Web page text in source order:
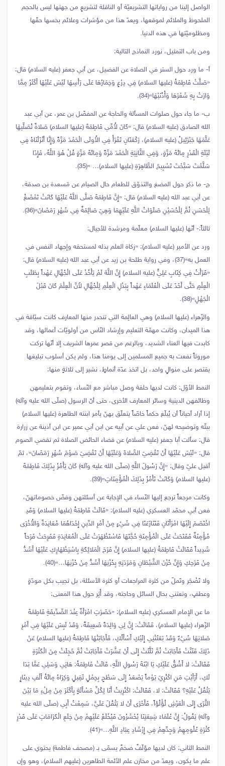
الواصل إلينا من رواياتها التشريعيّة أو الناقلة لتشريعٍ من جهتها ليس بالحجم
الملحوظ والملائم لموقعها، ويعدّ هذا من مؤشرات وعلائم بخسها حقّها
ومظلوميّتها في هذه الدنيا.
ومن باب التمثيل، نورد النماذج التالية:
أ- ما ورد حول الستر في الصلاة عن الفضيل، عن أبي جعفر (عليه السلام) قال:
«صَلَّتْ فَاطِمَةُ (عليها السلام) فِي دِرْعٍ وَخِمَارُهَا عَلَى رَأْسِهَا لَيْسَ عَلَيْهَا أَكْثَرُ مِمَّا
وَارَتْ بِهِ شَعْرَهَا وَأُذُنَيْهَا»(34).
ب- ما جاء حول صلوات المسألة والحاجة عن المفضّل بن عمر، عن أبي عبد
الله الصادق (عليه السلام) قال: «كَانَ لأُمِّي فَاطِمَةَ (عليها السلام) صَلاةٌ تُصَلِّيهَا
عَلَّمَهَا جَبْرَئِيلُ (عليه السلام)، رَكْعَتَانِ تَقْرَأُ فِي الأُولَى الْحَمْدَ مَرَّةً وَإِنَّا أَنْزَلْنَاهُ فِي
لَيْلَةِ الْقَدْرِ مِائَةَ مَرَّةٍ، وَفِي الثَّانِيَةِ الْحَمْدَ مَرَّةً وَمِائَةَ مَرَّةٍ قُلْ هُوَ اللَّهُ، فَإِذَا
سَلَّمْتَ سَبَّحْتَ تَسْبِيحَ الطَّاهِرَةِ (عليها السلام)… »(35).
ج- ما ذكر حول المضغ والتذوّق للطعام حال الصيام عن مَسعدة بن صدقة،
عن أبي عبد الله (عليه السلام) قال: «إِنَّ فَاطِمَةَ صَلَّى اللَّهُ عَلَيْهَا كَانَتْ تَمْضَغُ
لِلْحَسَنِ ثُمَّ لِلْحُسَيْنِ صَلَوَاتُ اللَّهِ عَلَيْهِمَا وَهِيَ صَائِمَةٌ فِي شَهْرِ رَمَضَانَ»(36).
ثالثاً:- أنّها (عليها السلام) معلّمة ومرشدة للأجيال:
ورد عن الأمير (عليه السلام): «زكاة العلم بذله لمستحقه وإجهاد النفس في
العمل به‏»(37)، وفي رواية طلحة بن زيد عن أبي عبد الله (عليه السلام) قال:
«قَرَأْتُ فِي كِتَابِ عَلِيٍّ (عليه السلام) إِنَّ اللَّهَ لَمْ يَأْخُذْ عَلَى الْجُهَّالِ عَهْداً بِطَلَبِ
الْعِلْمِ حَتَّى أَخَذَ عَلَى الْعُلَمَاءِ عَهْداً بِبَذْلِ الْعِلْمِ لِلْجُهَّالِ لأَنَّ الْعِلْمَ كَانَ قَبْلَ
الْجَهْلِ»(38).
والزّهراء (عليها السلام) وهي العالِمة التي تنحدر منها المعارف كانت سبّاقة في
هذا الميدان، وكانت مهمّة التعليم وإرشاد النّاس من أولويّات أعمالها، وقد
كابدت فيها العناء الشديد، وبالرغم من قصر عمرها الشريف إلا أنّها تركت
موروثاً نفعت به جميع المسلمين إلى يومنا هذا، ولم يكن أسلوب تبليغها
يقتصر على منوالٍ واحد، بل اتخذ عدّة أنماطٍ، نشير إلى ثلاثةٍ منها:
النمط الأوّل: كانت لديها حلقة وصل مباشر مع النّساء، وتقوم بتعليمهن
وظائفهن الدينية وسائر المعارف الأخرى، حتى أنّ الرسول (صلّى الله عليه وآله)
إذا أراد أحياناً أن يُبلّغ حكماً خاصّاً يتعلّق بهنّ يأمر ابنته الطاهرة (عليها السلام)
ببثّه وتوضيحه لهنّ، فعن علي عن أبيه عن ابن أبي عمير عن ابن أذينة عن زرارة
قال: سألت أبا جعفر (عليه السلام) عن قضاء الحائض الصلاة ثم تقضي الصوم
قال: «لَيْسَ عَلَيْهَا أَنْ تَقْضِيَ الصَّلاةَ وَعَلَيْهَا أَنْ تَقْضِيَ صَوْمَ شَهْرِ رَمَضَانَ»، ثمّ
أقبل عليّ وقال: «إِنَّ رَسُولَ اللَّهِ (صلّى الله عليه وآله) كَانَ‏ يَأْمُرُ بِذَلِكَ فَاطِمَةَ
(عليها السلام) وَكَانَتْ تَأْمُرُ بِذَلِكَ الْمُؤْمِنَاتِ»(39).
وكانت مرجعاً ترجع إليها النّساء في الإجابة عن أسئلتهن وفضّ خصوماتهنّ،
فعن أبي محمّد العسكري (عليه السلام): «قَالَتْ فَاطِمَةُ (عليها السلام) وَقَدِ
اخْتَصَمَ إِلَيْهَا امْرَأَتَانِ فَتَنَازَعَتَا فِي شَيْ‏ءٍ مِنْ أَمْرِ الدِّينِ إِحْدَاهُمَا مُعَانِدَةٌ وَالأُخْرَى
مُؤْمِنَةٌ فَفَتَحَتْ عَلَى الْمُؤْمِنَةِ حُجَّتَهَا فَاسْتَظْهَرَتْ عَلَى الْمُعَانِدَةِ فَفَرِحَتْ فَرَحاً
شَدِيداً فَقَالَتْ فَاطِمَةُ (عليها السلام) إِنَّ فَرَحَ الْمَلائِكَةِ بِاسْتِظْهَارِكِ عَلَيْهَا أَشَدُّ
مِنْ فَرَحِكِ وَإِنَّ حُزْنَ الشَّيْطَانِ وَمَرَدَتِهِ بِحُزْنِهَا أَشَدُّ مِنْ حُزْنِهَا…»(40).
ولا تَضْجَر وتَملّ من كثرة المراجعات أو كثرة الأسئلة، بل تجيب بكل مودّةٍ
وعطفٍ، وتعتني بحال السائل وحاجته، وقد أُثِر حول هذا المعنى:
ما عن الإمام العسكري (عليه السلام): «حَضَرَتِ امْرَأَةٌ عِنْدَ الصِّدِّيقَةِ فَاطِمَةَ
الزّهراء (عليها السلام)، فَقَالَتْ: إِنَّ لِي وَالِدَةً ضَعِيفَةً، وَقَدْ لَبِسَ عَلَيْهَا فِي أَمْرِ
صَلاتِهَا شَيْ‏ءٌ وَقَدْ بَعَثَتْنِي إِلَيْكِ أَسْأَلُكِ، فَأَجَابَتْهَا فَاطِمَةُ (عليها السلام) عَنْ
ذَلِكَ فَثَنَّتْ فَأَجَابَتْ ثُمَّ ثَلَّثَتْ إِلَى أَنْ عَشَّرَتْ فَأَجَابَتْ ثُمَّ خَجِلَتْ مِنَ الْكَثْرَةِ
فَقَالَتْ: لا أَشُقُّ عَلَيْكِ يَا ابْنَةَ رَسُولِ اللَّهِ، قَالَتْ فَاطِمَةُ: هَاتِي وَسَلِي عَمَّا بَدَا
لَكِ، أَرَأَيْتِ مَنِ اكْتُرِيَ يَوْماً يَصْعَدُ إِلَى سَطْحٍ بِحِمْلٍ ثَقِيلٍ وَكِرَاهُ مِائَةُ أَلْفِ دِينَارٍ
يَثْقُلُ عَلَيْهِ؟ فَقَالَتْ: لا، فَقَالَتْ: اكْتُرِيتُ أَنَا لِكُلِّ مَسْأَلَةٍ بِأَكْثَرَ مِنْ مِلْ‏ءِ مَا بَيْنَ
الثَّرَى إِلَى الْعَرْشِ لُؤْلُؤاً، فَأَحْرَى أَنْ لا يَثْقُلَ عَلَيَّ، سَمِعْتُ أَبِي (صلّى الله عليه
وآله) يَقُولُ: إِنَّ عُلَمَاءَ شِيعَتِنَا يُحْشَرُونَ فَيُخْلَعُ عَلَيْهِمْ مِنْ خِلَعِ الْكَرَامَاتِ عَلَى قَدْرِ
كَثْرَةِ عُلُومِهِمْ وَجِدِّهِمْ فِي إِرْشَادِ عِبَادِ اللَّهِ…»(41).
النمط الثاني: كان لديها مؤلّفٌ ضخمٌ يسمّى بـ (مصحف فاطمة) يحتوي على
علم ما يكون، ويعدّ من مخازن علم الأئمة الطاهرين (عليهم السلام)، وهو وإن